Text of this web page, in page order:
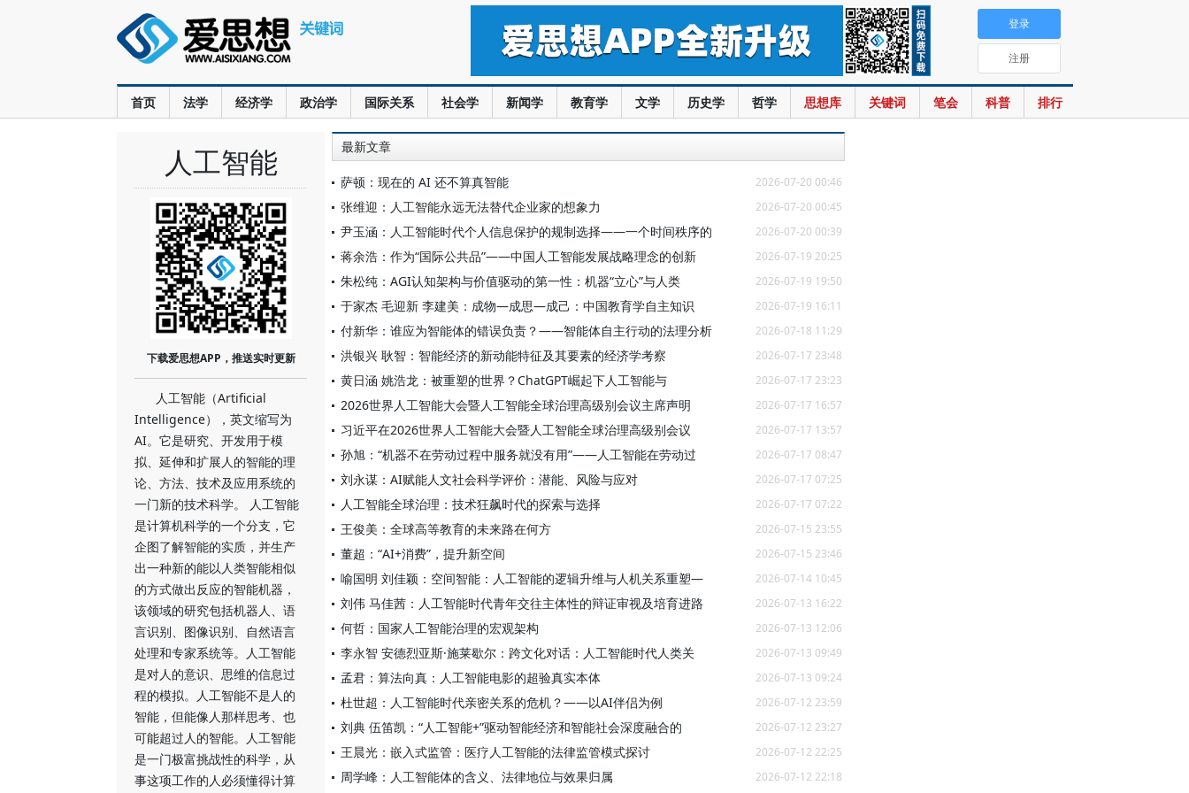
首页 法学 经济学 政治学 国际关系 社会学 新闻学 教育学 文学 历史学 哲学 思想库 关键词 笔会 科普 排行
登录
注册
人工智能
下载爱思想APP，推送实时更新
人工智能（Artificial
Intelligence），英文缩写为
AI。它是研究、开发用于模
拟、延伸和扩展人的智能的理
论、方法、技术及应用系统的
一门新的技术科学。 人工智能
是计算机科学的一个分支，它
企图了解智能的实质，并生产
出一种新的能以人类智能相似
的方式做出反应的智能机器，
该领域的研究包括机器人、语
言识别、图像识别、自然语言
处理和专家系统等。人工智能
是对人的意识、思维的信息过
程的模拟。人工智能不是人的
智能，但能像人那样思考、也
可能超过人的智能。人工智能
是一门极富挑战性的科学，从
事这项工作的人必须懂得计算
最新文章
萨顿：现在的 AI 还不算真智能 2026-07-20 00:46
张维迎：人工智能永远无法替代企业家的想象力 2026-07-20 00:45
尹玉涵：人工智能时代个人信息保护的规制选择——一个时间秩序的 2026-07-20 00:39
蒋余浩：作为“国际公共品”——中国人工智能发展战略理念的创新 2026-07-19 20:25
朱松纯：AGI认知架构与价值驱动的第一性：机器“立心”与人类 2026-07-19 19:50
于家杰 毛迎新 李建美：成物—成思—成己：中国教育学自主知识 2026-07-19 16:11
付新华：谁应为智能体的错误负责？——智能体自主行动的法理分析 2026-07-18 11:29
洪银兴 耿智：智能经济的新动能特征及其要素的经济学考察 2026-07-17 23:48
黄日涵 姚浩龙：被重塑的世界？ChatGPT崛起下人工智能与 2026-07-17 23:23
2026世界人工智能大会暨人工智能全球治理高级别会议主席声明 2026-07-17 16:57
习近平在2026世界人工智能大会暨人工智能全球治理高级别会议 2026-07-17 13:57
孙旭：“机器不在劳动过程中服务就没有用”——人工智能在劳动过 2026-07-17 08:47
刘永谋：AI赋能人文社会科学评价：潜能、风险与应对 2026-07-17 07:25
人工智能全球治理：技术狂飙时代的探索与选择 2026-07-17 07:22
王俊美：全球高等教育的未来路在何方 2026-07-15 23:55
董超：“AI+消费”，提升新空间 2026-07-15 23:46
喻国明 刘佳颖：空间智能：人工智能的逻辑升维与人机关系重塑— 2026-07-14 10:45
刘伟 马佳茜：人工智能时代青年交往主体性的辩证审视及培育进路 2026-07-13 16:22
何哲：国家人工智能治理的宏观架构 2026-07-13 12:06
李永智 安德烈亚斯·施莱歇尔：跨文化对话：人工智能时代人类关 2026-07-13 09:49
孟君：算法向真：人工智能电影的超验真实本体 2026-07-13 09:24
杜世超：人工智能时代亲密关系的危机？——以AI伴侣为例 2026-07-12 23:59
刘典 伍笛凯：“人工智能+”驱动智能经济和智能社会深度融合的 2026-07-12 23:27
王晨光：嵌入式监管：医疗人工智能的法律监管模式探讨 2026-07-12 22:25
周学峰：人工智能体的含义、法律地位与效果归属 2026-07-12 22:18